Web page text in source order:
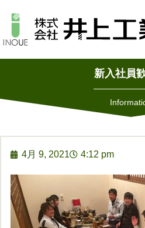
新入社員
4月 9, 2021 4:12 pm